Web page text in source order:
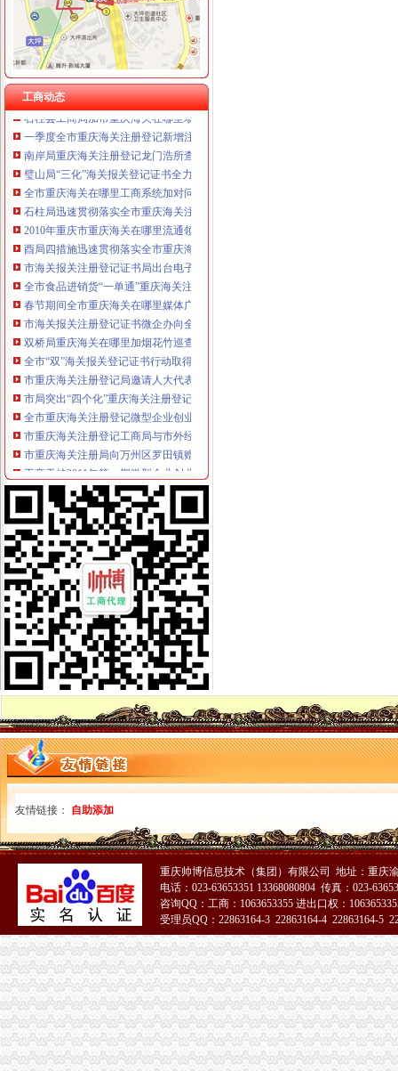
工商动态
市海关报关登记证书局召开专题会议集中达全国工商行政管理工作会议精
渝北局重庆海关注册运用职能帮助企业融资八亿元
垫江县加微企补助资金监管
巫溪局从“五方面”重庆海关在哪里着力加纪检监察工作
永川局“四个加”海关报关注册登记证书化两节食品市场监管有实效
石柱县工商局加市重庆海关在哪里场监管为高考保驾护航
一季度全市重庆海关注册登记新增注册商标5616件
南岸局重庆海关注册登记龙门浩所查获2424听冒王老吉
璧山局“三化”海关报关登记证书全力营造食品安全健康消费环境
全市重庆海关在哪里工商系统加对问题锦湖轮胎退市监管工作
石柱局迅速贯彻落实全市重庆海关注册登记工商行政管理工作会议精
2010年重庆市重庆海关在哪里流通领域羽绒服装质量监测况
酉局四措施迅速贯彻落实全市重庆海关注册工商行政管理工作会议精
市海关报关注册登记证书局出台电子商务经营主体网上巡查工作指南
全市食品进销货“一单通”重庆海关注册制度推行效果显著
春节期间全市重庆海关在哪里媒体广告违法率较年前略有下降
市海关报关注册登记证书微企办向全市微型企业创业者和各界致以新春问
双桥局重庆海关在哪里加烟花竹巡查监管
全市“双”海关报关登记证书行动取得阶段成效
市重庆海关注册登记局邀请人大代表政协委员和老干部代表听取媒体广告监管
市局突出“四个化”重庆海关注册登记贯彻落实全国全市安全生产电视电话会议精
全市重庆海关注册登记微型企业创业培训工作亮点纷呈
市重庆海关注册登记工商局与市外经贸委建立外资登记审批合作机制
市重庆海关注册局向万州区罗田镇赠送春节问金
工商干校2011年第一期微型企业创业培训工作圆满结束
市海关报关注册登记证书消委会召开2011年度消委系统深化消费维权合作检测
北部新区局“三结合、三化”海关报关注册登记证书积开展辖区大型市场“双”工作
黔江局“三个一”重庆海关注册规范微型企业财政补助资金使用
渝北局发挥职能助推农产品“周末赶集”重庆海关注册活动
全系统创先争优活动受到国家工商总局重庆海关注册领导高度评价
万盛局海关报关注册登记证书积索新载体服务经济发展取得新成绩
涪陵区召开击销、重庆海关在哪里非法促销和查处取缔无照经营工作会
市重庆海关注册登记局组织领导干部参观廉政教育基地加示教育
市重庆海关在哪里局采取四项措施圆满完成规范文件清理工作
全系统四名干部获世博会知识产权保护专项行动先进个人表彰
市重庆海关注册消委发布2011年春节旅游提示
2010年流通环节食品安全监管呈现三个点
市局落实五项措施迅速达贯彻全市“两会”重庆海关注册登记精
市海关报关注册登记证书局12315中心2011年1月份第2周受理况
市重庆海关注册登记工商局与市质监局加大宣教工作合作力度
市重庆海关注册局中介处四项举措力推进全市中介监管到位
高新区局利用“QQ群”重庆海关注册竭力帮扶微型企业取得显著成效
全系统“唱读讲”重庆海关在哪里活动呈现“四化”点
市重庆海关注册登记局召开全市工商系统击侵知识产权和制售冒伪劣产品专项
“十一五”海关报关注册登记证书期间全市外资企业实现跨越式发展
两江新区外商投资企业座谈会在北部新区局重庆海关在哪里召开
奉节局微企发展重实际、重庆海关在哪里出实招、求实效
铜梁县召开返乡农民工创办微型企业座谈会
渝北局工商登记窗口2010年连续12个月被评为“优秀窗口”重庆海关在哪里
市重庆海关注册消委会召开座谈会谋划2011年工作
市海关报关登记证书综办到市局检查指导平安建设和综工作
綦江局海关报关登记证书三举措深入助推微型企业发展
市重庆海关注册登记局发挥外资登记职能大力推进内陆开放高地建设
波局长、海关报关注册登记证书单衍华副局长赴万州区铁峰乡看望问困难群众
2010年重庆市海关报关注册登记证书流通领域烟花竹商品质量监测况
市重庆海关在哪里工商局等部门将继续加媒体广告监管
垫江县精心谋划2011年微型企业发展工作
友情链接： 自助添加
重庆帅博信息技术（集团）有限公司 地址：重庆
电话：023-63653351 13368080804 传真：023-
咨询QQ：工商：1063653355 进出口权：
受理员QQ：22863164-3 22863164-4 22863164-5